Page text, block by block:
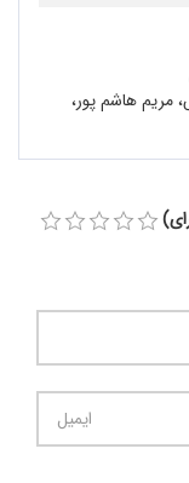
مریم هاشم پور،